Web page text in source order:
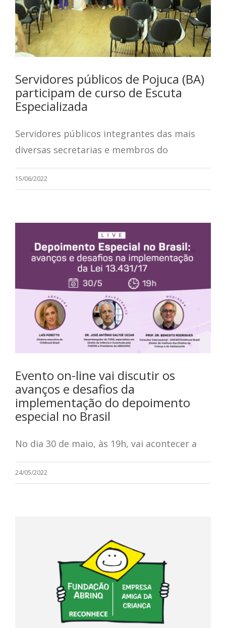
Servidores públicos de Pojuca (BA)
participam de curso de Escuta
Especializada
Servidores públicos integrantes das mais
diversas secretarias e membros do
15/06/2022
Evento on-line vai discutir os
avanços e desafios da
implementação do depoimento
especial no Brasil
No dia 30 de maio, às 19h, vai acontecer a
24/05/2022